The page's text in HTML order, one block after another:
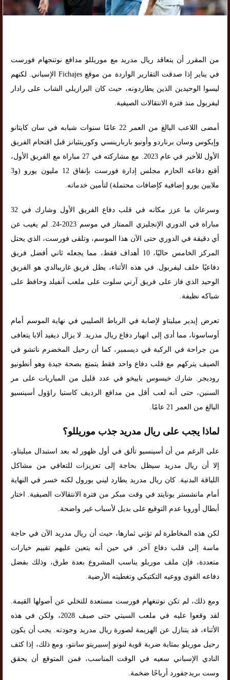
من المقرر أن يتعاقد ريال مدريد مع موريللو مدافع نوتنجهام فورست
في يناير إذا صدقت التقارير الواردة من موقع Fichajes الإسباني. لكنهم
ليسوا الوحيدين الذين يطاردونه، حيث كان البرازيلي الشاب على رادار
ليفربول منذ فترة الانتقالات الصيفية.
أمضى اللاعب البالغ من العمر 22 عامًا سنوات شبابه في سان كايتانو
وإيكوس وسان برناردو وأونيو باربارينسي وكورينثيانز قبل اقتحام الفريق
الأول للأخير في عام 2023. مع مشاركته في 27 مباراة مع الفريق الأول،
أقنع دفاعه الحازم مجلس إدارة فورست بإنفاق 12 مليون يورو (و3
ملايين يورو إضافية كإضافات محتملة) لتأمين خدماته.
وسرعان ما عزز مكانه في قلب دفاع الفريق الأول وشارك في 32
مباراة في الدوري الإنجليزي الممتاز في موسم 2023-24. لم يغيب عن
أي دقيقة في الدوري حتى الآن هذا الموسم، وتلقى فورست، الذي يحتل
المركز الخامس حاليًا، 10 أهداف فقط، مما يجعله ثاني أفضل فريق
دفاعيًا خلف ليفربول. في هذه الأثناء، يظل فريق غاريبالدي هو الفريق
الوحيد الذي فاز على فريق آرني سلوت على ملعب آنفيلد وحافظ على
شباكه نظيفة.
تعرض إيدير ميليتاو لإصابة في الرباط الصليبي في نهاية الموسم أمام
أوساسونا، مما أدى إلى انهيار دفاع ريال مدريد. لا يزال ديفيد ألابا يتعافى
من جراحة في الركبة في ديسمبر، كما أن رحيل المخضرم ناتشو في
الصيف يتركهم مع قلب دفاع واحد فقط يتمتع بصحة جيدة وهو أنطونيو
روديجر. شارك خيسوس باييخو في عدد قليل من المباريات على مر
السنين، حتى أنه لعب أقل من مدافع الرديف كاستيا راؤول أسينسيو
البالغ من العمر 21 عامًا.
لماذا يجب على ريال مدريد جذب موريللو؟
على الرغم من أن أسينسيو تألق في أول ظهور له بعد استبدال ميليتاو،
إلا أن ريال مدريد سيظل بحاجة إلى تعزيزات للتعافي من مشاكل
اللياقة البدنية. كان ريال مدريد يطارد ليني يورول لكنه خسر في النهاية
أمام مانشستر يونايتد في وقت مبكر من فترة الانتقالات الصيفية. اختار
أبطال أوروبا عدم التوقيع على بديل لأسباب غير واضحة.
لكن هذه المخاطرة لم تؤتي ثمارها، حيث أن ريال مدريد الآن في حاجة
ماسة إلى قلب دفاع آخر. في حين أنه يتعين عليهم تقييم خيارات
متعددة، فإن ملف موريلو يناسب المشروع بعدة طرق، وذلك بفضل
دفاعه القوي ووعيه التكتيكي وتغطيته الأرضية.
ومع ذلك، لم تكن نوتنغهام فورست مستعدة للتخلي عن أصولها القيمة.
لقد وقعوا عليه في ملعب السيتي حتى صيف 2028، ولكن في هذه
الأثناء، قد يتنازل عن الهزيمة لصورة ريال مدريد وجودته. يجب أن يكون
رحيل موريلو بمثابة ضربة قوية لنونو إسبيريتو سانتو، ومع ذلك، إذا كثف
النادي الإسباني سعيه في الوقت المناسب، فمن المتوقع أن يحقق
وست بريدجفورد أرباحًا ضخمة.